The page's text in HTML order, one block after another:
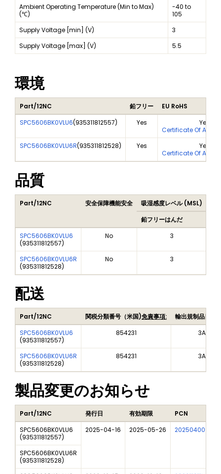
Ambient Operating Temperature (Min to Max)
(℃)
-40 to
105
Supply Voltage [min] (V)
3
Supply Voltage [max] (V)
5.5
環境
Part/12NC 鉛フリー
EU RoHS
SPC5606BK0VLU6(935311812557) Yes
Yes
Certificate Of
SPC5606BK0VLU6R(935311812528) Yes
Yes
Certificate Of
品質
Part/12NC 安全保障機能安全 吸湿感度レベル (MSL)
鉛フリーはんだ
SPC5606BK0VLU6
(935311812557)
No 3
SPC5606BK0VLU6R
(935311812528)
No 3
配送
Part/12NC 関税分類番号（米国)免責事項:
輸出規制品目番
SPC5606BK0VLU6
(935311812557)
854231
SPC5606BK0VLU6R
(935311812528)
854231
製品変更のお知らせ
Part/12NC 発行日 有効期限 PCN
SPC5606BK0VLU6
(935311812557)
2025-04-16 2025-05-26 202504009I
SPC5606BK0VLU6R
(935311812528)